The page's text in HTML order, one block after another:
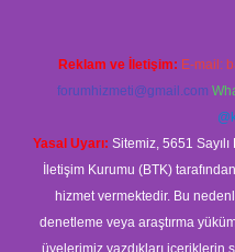
Reklam ve İletişim: E-mail:
forumhizmeti@gmail.com
Yasal Uyarı: Sitemiz, 5651
İletişim Kurumu (BTK)
hizmet vermektedir. Bu
denetleme veya araştırma
üyelerimiz yazdıkları içeriklerin